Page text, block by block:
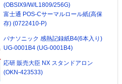
(OBSIX9/W/L1809/256G)
富士通 POS-Cサーマルロール紙(高保
存) (0722410-P)
パナソニック 感熱記録紙B4(6本入り)
UG-0001B4 (UG-0001B4)
応研 販売大臣 NX スタンドアロン
(OKN-423533)